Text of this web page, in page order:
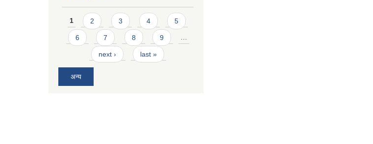
Pages
1 2 3 4 5
6 7 8 9 …
next › last »
अन्य